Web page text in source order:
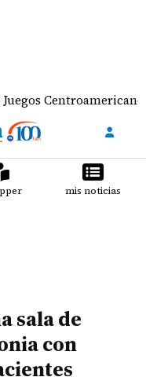
y del
mis noticias
sala de
con